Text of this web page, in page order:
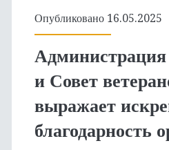
Опубликовано 16.05.2025
и Совет
выражает
благодарность